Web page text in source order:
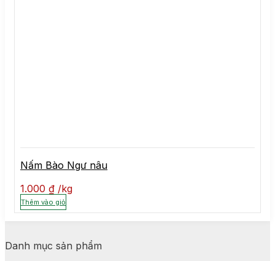
Nấm Bào Ngư nâu
1.000 ₫ kg
Thêm vào giỏ
Danh mục sản phẩm